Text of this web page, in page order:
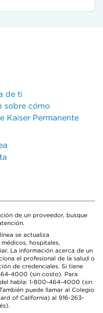
de ti
sobre cómo
Kaiser Permanente
de un proveedor, busque
se actualiza
hospitales,
La información acerca de un
el profesional de la salud o
de credenciales. Si tiene
4000 (sin costo). Para
habla: 1-800-464-4000 (sin
puede llamar al Colegio
of California) al 916-263-